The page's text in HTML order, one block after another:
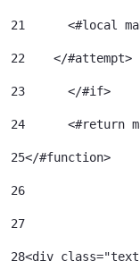
21
<#local
22
    </#attempt>
23
	</#if>
24
<#return
25</#function>
26
27
28<div